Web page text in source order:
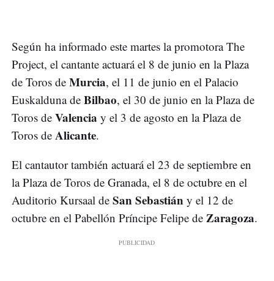
Según ha informado este martes la promotora The
Project, el cantante actuará el 8 de junio en la Plaza
de Toros de Murcia, el 11 de junio en el Palacio
Euskalduna de Bilbao, el 30 de junio en la Plaza de
Toros de Valencia y el 3 de agosto en la Plaza de
Toros de Alicante.
El cantautor también actuará el 23 de septiembre en
la Plaza de Toros de Granada, el 8 de octubre en el
Auditorio Kursaal de San Sebastián y el 12 de
octubre en el Pabellón Príncipe Felipe de Zaragoza.